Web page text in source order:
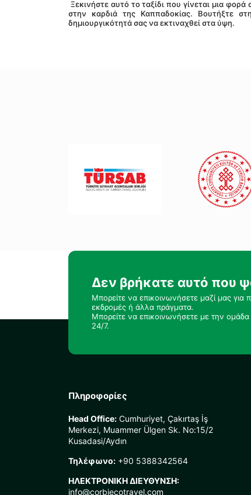
στην καρδιά της Καππαδοκίας. Βουτήξτε
δημιουργικότητά σας να εκτιναχθεί στα ύψη.
Δεν βρήκατε αυτό που
Μπορείτε να επικοινωνήσετε μαζί μας για
εκδρομές ή άλλα πράγματα.
Μπορείτε να επικοινωνήσετε με την
24/7.
Πληροφορίες
Head Office: Cumhuriyet, Çakırtaş İş
Merkezi, Muammer Ülgen Sk. No:15/2
Kusadasi/Aydın
Τηλέφωνο: +90 5388342564
ΗΛΕΚΤΡΟΝΙΚΗ ΔΙΕΥΘΥΝΣΗ:
info@corbiecotravel.com